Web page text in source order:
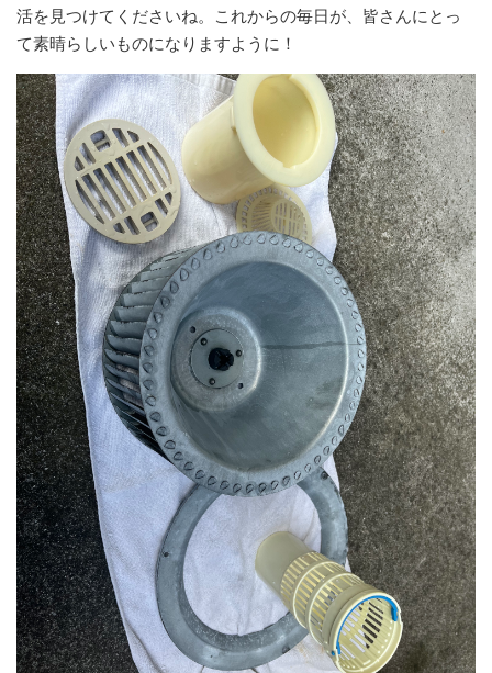
活を見つけてくださいね。これからの毎日が、皆さんにとっ
て素晴らしいものになりますように！